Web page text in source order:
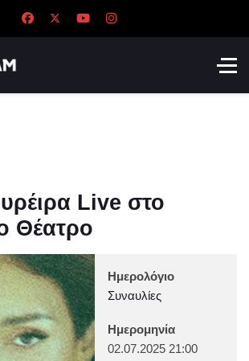
Live στο
Θέατρο
Ημερολόγιο
Συναυλίες
Ημερομηνία
02.07.2025 21:00